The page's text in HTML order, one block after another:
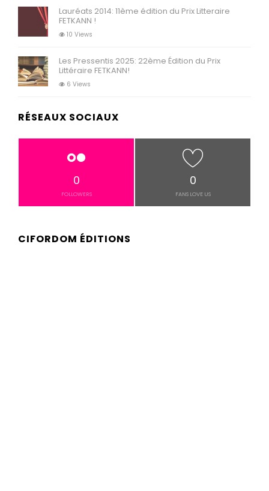
Lauréats 2014: 11ème édition du Prix Litteraire
FETKANN !
10 Views
Les Pressentis 2025: 22ème Édition du Prix
Littéraire FETKANN!
6 Views
RÉSEAUX SOCIAUX
0
FOLLOWERS
0
FANS LOVE US
CIFORDOM ÉDITIONS